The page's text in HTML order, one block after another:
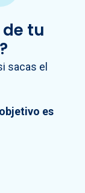
de
ser
de
tu
sacas el
es